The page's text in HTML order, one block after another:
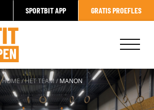
SPORTBIT APP GRATIS PROEFLES
HOME/HET TEAM / MANON